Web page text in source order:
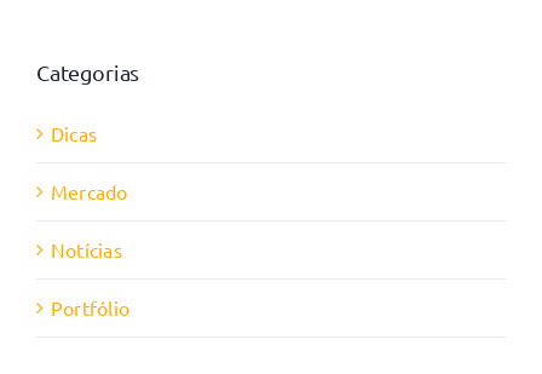
Categorias
Dicas
Mercado
Notícias
Portfólio